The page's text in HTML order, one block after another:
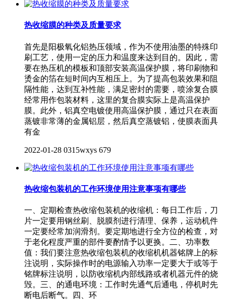
热收缩膜的种类及质量要求
首先是阳极氧化铝热压领域，作为不使用油墨的特殊印
刷工艺，使用一定的压力和温度来达到目的。因此，需
要在热压机的模板和顶部安装高温保护膜，将印刷物和
烫金的箔在短时间内互相压上。为了提高包装效果和阻
隔性能，达到互补性能，满足密封的需要，喷涂复合膜
经常用作包装材料，这里的复合膜实际上是高温保护
膜。此外，铝真空电镀使用高温保护膜，通过只在表面
蒸镀非常薄的金属铝层，然后真空蒸镀铝，使膜表面具
有金
2022-01-28 0315wxys 679
热收缩包装机的工作环境使用注意事项有哪些
一、定期检查热收缩包装机的收缩机：每日工作后，刀
片一定要用钢丝刷、脱膜剂进行清理、保养，运动机件
一定要经常加润滑剂。要定期地进行全方位的检查，对
于老化程度严重的部件要酌情予以更换。二、功率数
值：我们要注意热收缩包装机的收缩机机器铭牌上的标
注说明，实际操作时的电源输入功率一定要大于或等于
铭牌标注说明，以防收缩机内部线路或者机器元件的烧
毁。三、的通电环境：工作时先通气后通电，停机时先
断电后断气。四、环